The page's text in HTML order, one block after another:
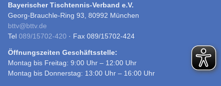
Bayerischer Tischtennis-Verband e.V.
Georg-Brauchle-Ring 93, 80992 München
bttv@bttv.de
Tel 089/15702-420 · Fax 089/15702-424
Öffnungszeiten Geschäftsstelle:
Montag bis Freitag: 9:00 Uhr – 12:00 Uhr
Montag bis Donnerstag: 13:00 Uhr – 16:00 Uhr